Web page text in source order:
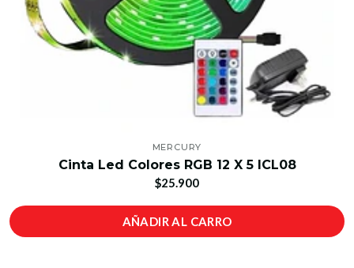
MERCURY
Cinta Led Colores RGB 12 X 5 ICL08
$25.900
AÑADIR AL CARRO